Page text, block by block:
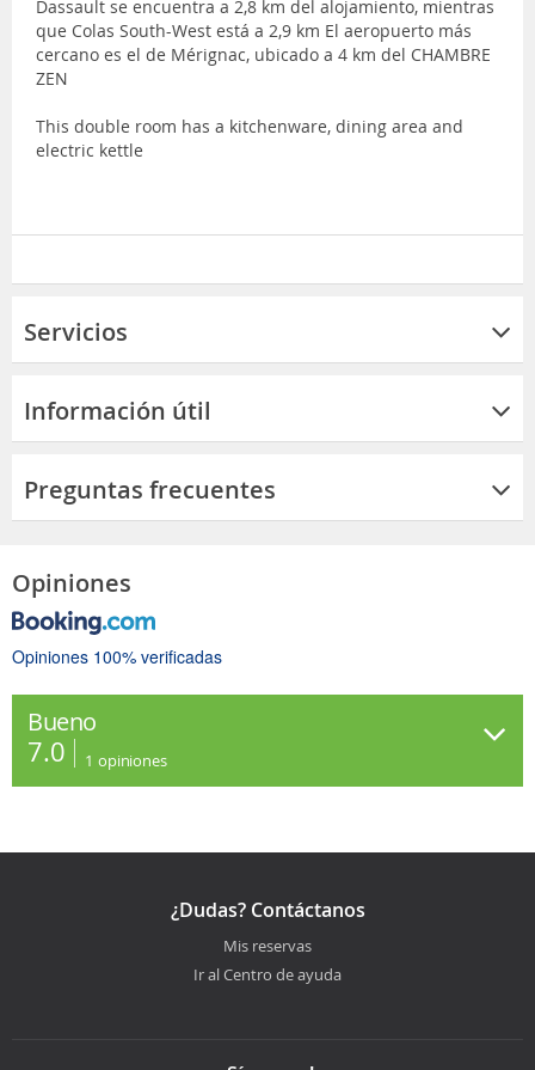
Dassault se encuentra a 2,8 km del alojamiento, mientras
que Colas South-West está a 2,9 km El aeropuerto más
cercano es el de Mérignac, ubicado a 4 km del CHAMBRE
ZEN
This double room has a kitchenware, dining area and
electric kettle
Servicios
Información útil
Preguntas frecuentes
Opiniones
Opiniones 100% verificadas
Bueno
7.0 1 opiniones
¿Dudas? Contáctanos
Mis reservas
Ir al Centro de ayuda